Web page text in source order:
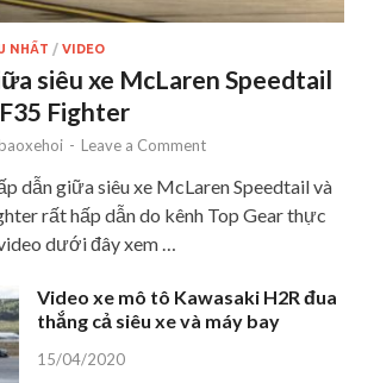
NHẤT / VIDEO
siêu xe McLaren Speedtail
Fighter
baoxehoi - Leave a Comment
dẫn giữa siêu xe McLaren Speedtail và
rất hấp dẫn do kênh Top Gear thực
dưới đây xem …
Video xe mô tô Kawasaki H2R đua
thắng cả siêu xe và máy bay
15/04/2020